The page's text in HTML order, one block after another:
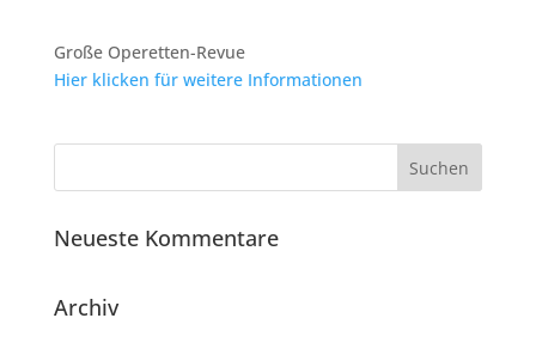
Große Operetten-Revue
Hier klicken für weitere Informationen
Neueste Kommentare
Archiv